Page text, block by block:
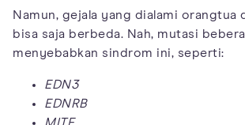
Namun, gejala yang dialami orangtua
bisa saja berbeda. Nah, mutasi
menyebabkan sindrom ini, seperti:
EDN3
EDNRB